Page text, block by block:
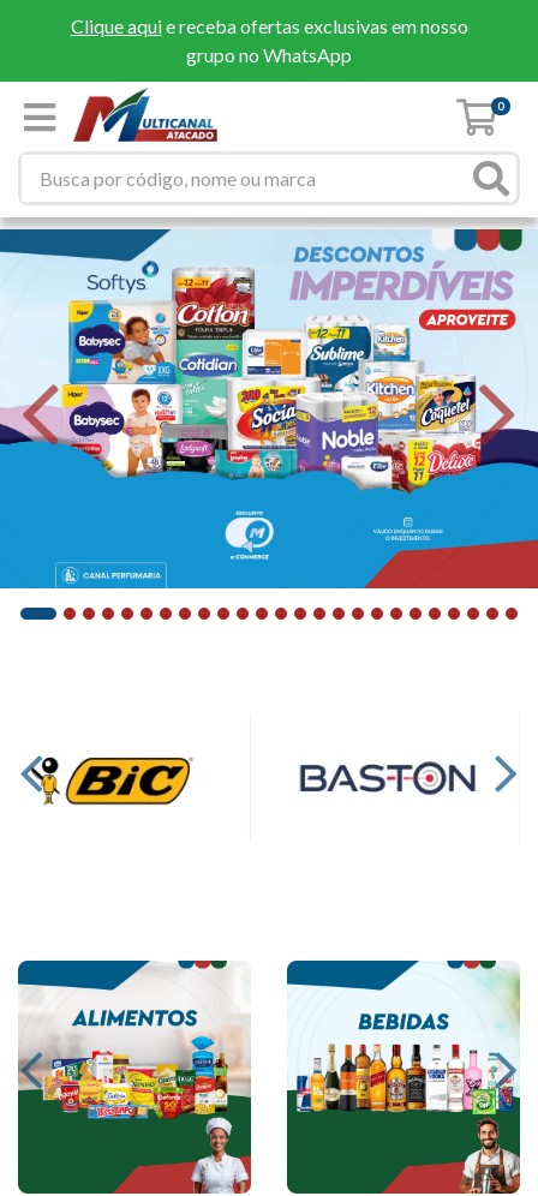
Clique aquie receba ofertas exclusivas em nosso
grupo no WhatsApp
0